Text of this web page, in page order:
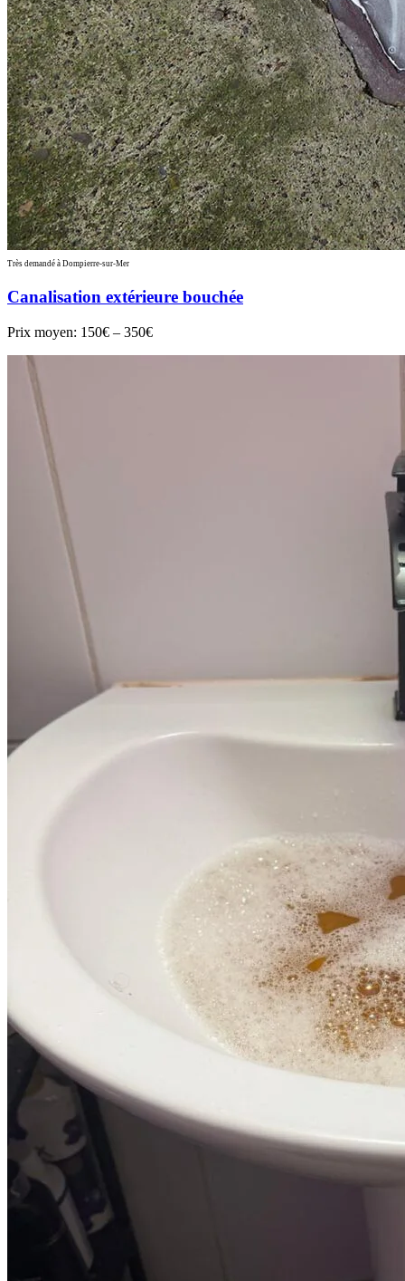
Très demandé à Dompierre-sur-Mer
Canalisation extérieure bouchée
Prix moyen: 150€ – 350€